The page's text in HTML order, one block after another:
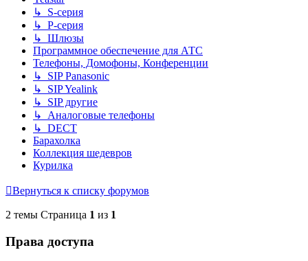
↳ S-серия
↳ P-серия
↳ Шлюзы
Программное обеспечение для АТС
Телефоны, Домофоны, Конференции
↳ SIP Panasonic
↳ SIP Yealink
↳ SIP другие
↳ Аналоговые телефоны
↳ DECT
Барахолка
Коллекция шедевров
Курилка
Вернуться к списку форумов
2 темы Страница 1 из 1
Права доступа